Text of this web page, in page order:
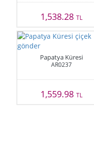
1,538.28TL
Papatya Küresi
AR0237
1,559.98TL